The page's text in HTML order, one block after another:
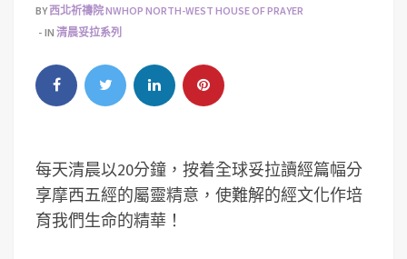
BY西北祈禱院 NWHOP NORTH-WEST HOUSE OF PRAYER
IN 清晨妥拉系列
每天清晨以20分鐘，按着全球妥拉讀經篇幅分
享摩西五經的屬靈精意，使難解的經文化作培
育我們生命的精華！